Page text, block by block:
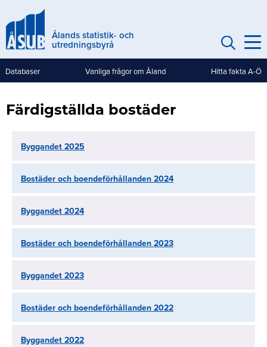
till
huvudinnehållÅlands statistik- och
utredningsbyrå
Genvägar
Databaser Vanliga frågor om Åland Hitta fakta A-Ö
Färdigställda bostäder
Byggandet 2025
Bostäder och boendeförhållanden 2024
Byggandet 2024
Bostäder och boendeförhållanden 2023
Byggandet 2023
Bostäder och boendeförhållanden 2022
Byggandet 2022